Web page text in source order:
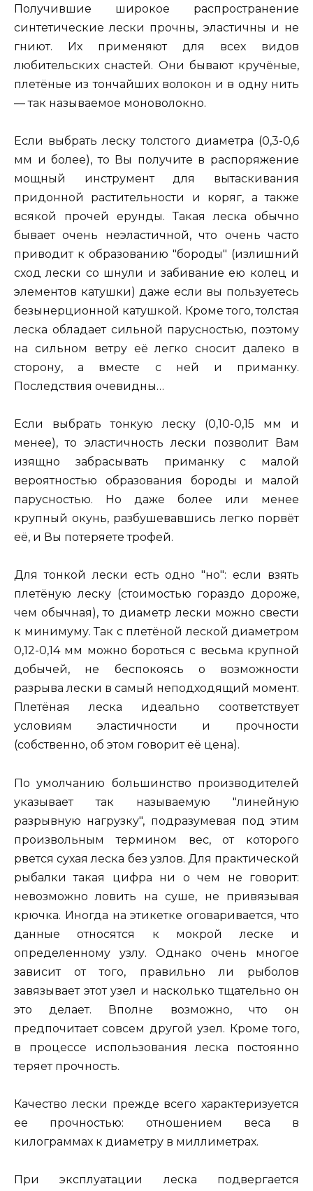
Получившие широкое распространение
синтетические лески прочны, эластичны и не
гниют. Их применяют для всех видов
любительских снастей. Они бывают кручёные,
плетёные из тончайших волокон и в одну нить
— так называемое моноволокно.
Если выбрать леску толстого диаметра (0,3-0,6
мм и более), то Вы получите в распоряжение
мощный инструмент для вытаскивания
придонной растительности и коряг, а также
всякой прочей ерунды. Такая леска обычно
бывает очень неэластичной, что очень часто
приводит к образованию "бороды" (излишний
сход лески со шнули и забивание ею колец и
элементов катушки) даже если вы пользуетесь
безынерционной катушкой. Кроме того, толстая
леска обладает сильной парусностью, поэтому
на сильном ветру её легко сносит далеко в
сторону, а вместе с ней и приманку.
Последствия очевидны…
Если выбрать тонкую леску (0,10-0,15 мм и
менее), то эластичность лески позволит Вам
изящно забрасывать приманку с малой
вероятностью образования бороды и малой
парусностью. Но даже более или менее
крупный окунь, разбушевавшись легко порвёт
её, и Вы потеряете трофей.
Для тонкой лески есть одно "но": если взять
плетёную леску (стоимостью гораздо дороже,
чем обычная), то диаметр лески можно свести
к минимуму. Так с плетёной леской диаметром
0,12-0,14 мм можно бороться с весьма крупной
добычей, не беспокоясь о возможности
разрыва лески в самый неподходящий момент.
Плетёная леска идеально соответствует
условиям эластичности и прочности
(собственно, об этом говорит её цена).
По умолчанию большинство производителей
указывает так называемую "линейную
разрывную нагрузку", подразумевая под этим
произвольным термином вес, от которого
рвется сухая леска без узлов. Для практической
рыбалки такая цифра ни о чем не говорит:
невозможно ловить на суше, не привязывая
крючка. Иногда на этикетке оговаривается, что
данные относятся к мокрой леске и
определенному узлу. Однако очень многое
зависит от того, правильно ли рыболов
завязывает этот узел и насколько тщательно он
это делает. Вполне возможно, что он
предпочитает совсем другой узел. Кроме того,
в процессе использования леска постоянно
теряет прочность.
Качество лески прежде всего характеризуется
ее прочностью: отношением веса в
килограммах к диаметру в миллиметрах.
При эксплуатации леска подвергается